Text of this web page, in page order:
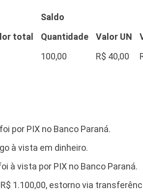
Saldo
total Quantidade Valor UN
100,00 R$ 40,00
por PIX no Banco Paraná.
à vista em dinheiro.
à vista por PIX no Banco Paraná.
1.100,00, estorno via